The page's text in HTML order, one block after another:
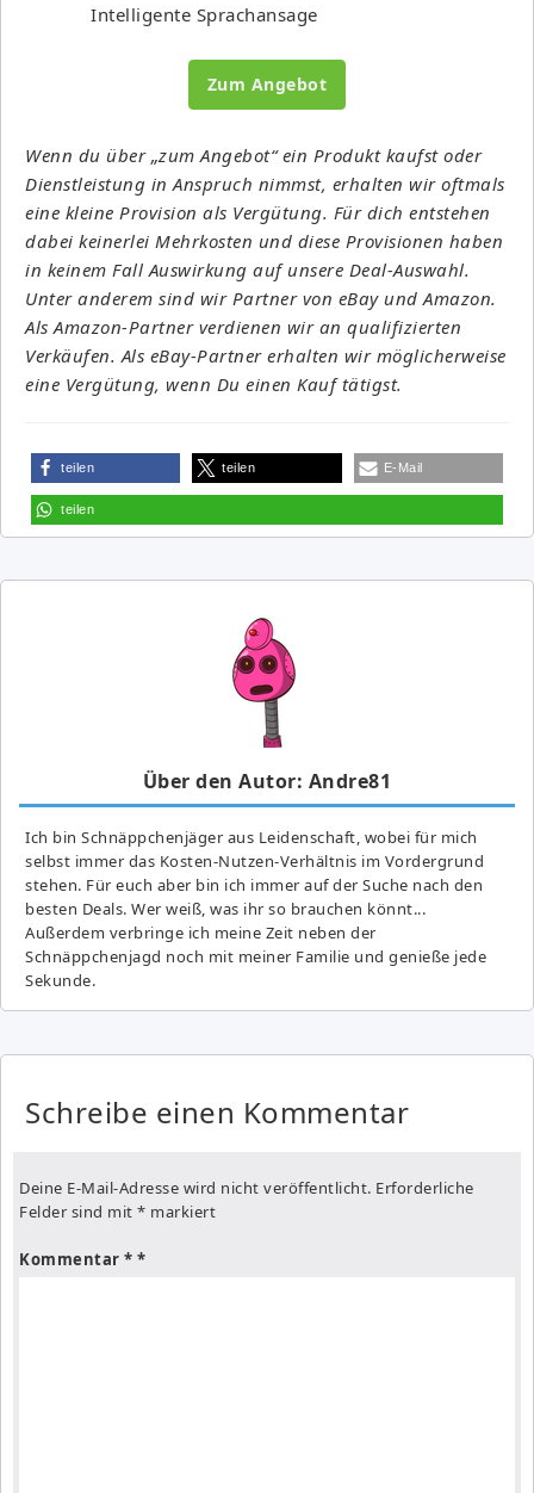
Intelligente Sprachansage
Zum Angebot
Wenn du über „zum Angebot“ ein Produkt kaufst oder
Dienstleistung in Anspruch nimmst, erhalten wir oftmals
eine kleine Provision als Vergütung. Für dich entstehen
dabei keinerlei Mehrkosten und diese Provisionen haben
in keinem Fall Auswirkung auf unsere Deal-Auswahl.
Unter anderem sind wir Partner von eBay und Amazon.
Als Amazon-Partner verdienen wir an qualifizierten
Verkäufen. Als eBay-Partner erhalten wir möglicherweise
eine Vergütung, wenn Du einen Kauf tätigst.
teilen teilen E-Mail
teilen
Über den Autor: Andre81
Ich bin Schnäppchenjäger aus Leidenschaft, wobei für mich
selbst immer das Kosten-Nutzen-Verhältnis im Vordergrund
stehen. Für euch aber bin ich immer auf der Suche nach den
besten Deals. Wer weiß, was ihr so brauchen könnt...
Außerdem verbringe ich meine Zeit neben der
Schnäppchenjagd noch mit meiner Familie und genieße jede
Sekunde.
Schreibe einen Kommentar
Deine E-Mail-Adresse wird nicht veröffentlicht. Erforderliche
Felder sind mit * markiert
Kommentar *